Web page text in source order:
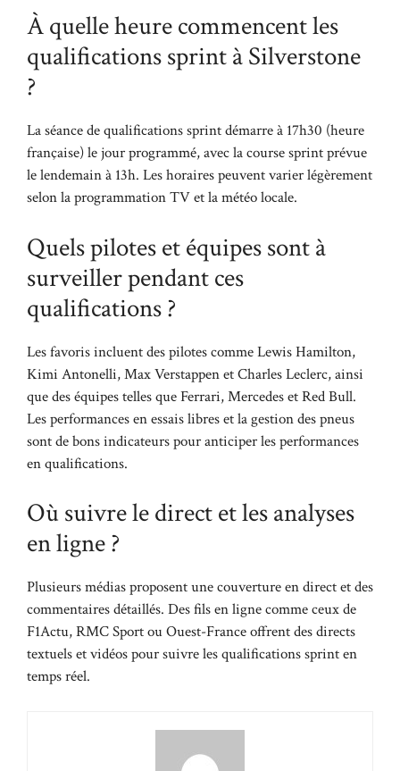
À quelle heure commencent les
qualifications sprint à Silverstone
?
La séance de qualifications sprint démarre à 17h30 (heure
française) le jour programmé, avec la course sprint prévue
le lendemain à 13h. Les horaires peuvent varier légèrement
selon la programmation TV et la météo locale.
Quels pilotes et équipes sont à
surveiller pendant ces
qualifications ?
Les favoris incluent des pilotes comme Lewis Hamilton,
Kimi Antonelli, Max Verstappen et Charles Leclerc, ainsi
que des équipes telles que Ferrari, Mercedes et Red Bull.
Les performances en essais libres et la gestion des pneus
sont de bons indicateurs pour anticiper les performances
en qualifications.
Où suivre le direct et les analyses
en ligne ?
Plusieurs médias proposent une couverture en direct et des
commentaires détaillés. Des fils en ligne comme ceux de
F1Actu, RMC Sport ou Ouest-France offrent des directs
textuels et vidéos pour suivre les qualifications sprint en
temps réel.